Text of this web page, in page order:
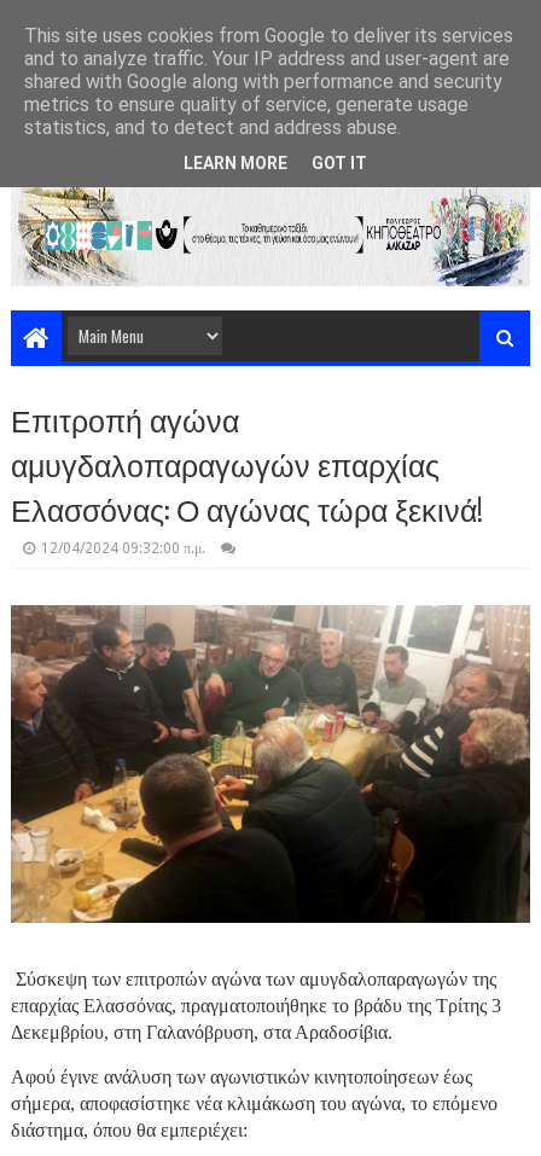
Επιτροπή αγώνα
αμυγδαλοπαραγωγών επαρχίας
Ελασσόνας: Ο αγώνας τώρα ξεκινά!
12/04/2024 09:32:00 π.μ.
Σύσκεψη των επιτροπών αγώνα των αμυγδαλοπαραγωγών της
επαρχίας Ελασσόνας, πραγματοποιήθηκε το βράδυ της Τρίτης 3
Δεκεμβρίου, στη Γαλανόβρυση, στα Αραδοσίβια.
Αφού έγινε ανάλυση των αγωνιστικών κινητοποίησεων έως
σήμερα, αποφασίστηκε νέα κλιμάκωση του αγώνα, το επόμενο
διάστημα, όπου θα εμπεριέχει:
This site uses cookies from Google to deliver its services
and to analyze traffic. Your IP address and user-agent are
shared with Google along with performance and security
metrics to ensure quality of service, generate usage
statistics, and to detect and address abuse.
LEARN MORE GOT IT